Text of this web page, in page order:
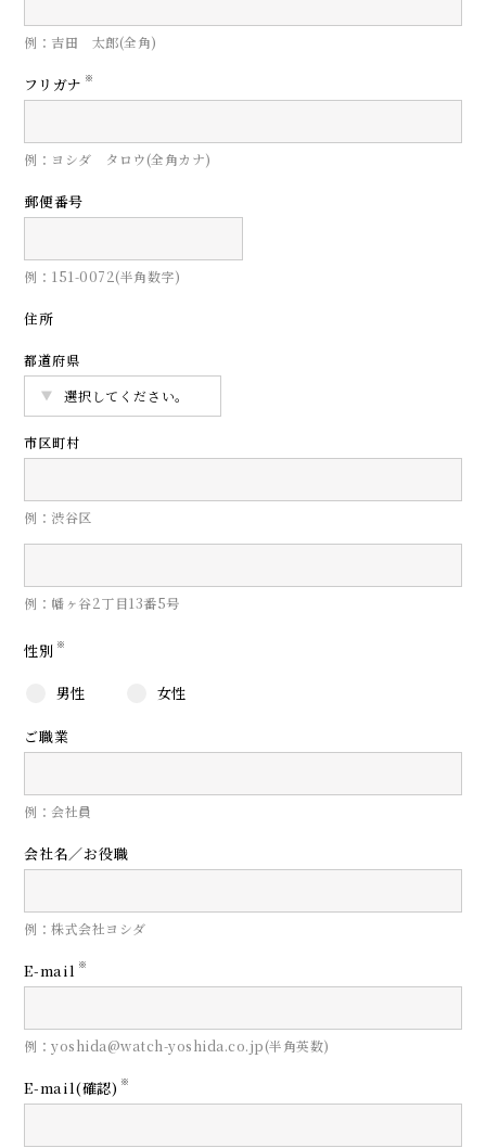
例：吉田 太郎(全角)
フリガナ ※
例：ヨシダ タロウ(全角カナ)
郵便番号
例：151-0072(半角数字)
住所
都道府県
市区町村
例：渋谷区
例：幡ヶ谷2丁目13番5号
性別 ※
男性 女性
ご職業
例：会社員
会社名／お役職
例：株式会社ヨシダ
E-mail ※
例：yoshida@watch-yoshida.co.jp(半角英数)
E-mail(確認) ※